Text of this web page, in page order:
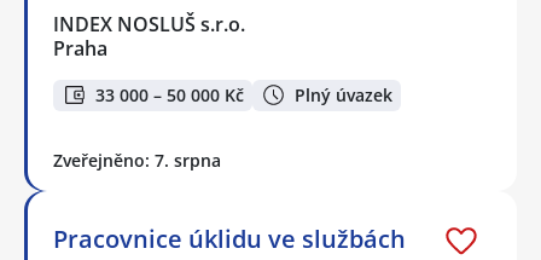
INDEX NOSLUŠ s.r.o.
Praha
33 000 – 50 000 Kč Plný úvazek
Zveřejněno: 7. srpna
Pracovnice úklidu ve službách